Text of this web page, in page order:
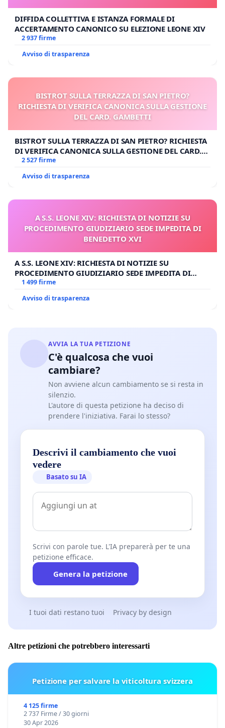
DIFFIDA COLLETTIVA E ISTANZA FORMALE DI
ACCERTAMENTO CANONICO SU ELEZIONE LEONE XIV
2 937 firme
Avviso di trasparenza
BISTROT SULLA TERRAZZA DI SAN PIETRO?
RICHIESTA DI VERIFICA CANONICA SULLA GESTIONE
DEL CARD. GAMBETTI
BISTROT SULLA TERRAZZA DI SAN PIETRO? RICHIESTA
DI VERIFICA CANONICA SULLA GESTIONE DEL CARD.
GAMBETTI
2 527 firme
Avviso di trasparenza
A S.S. LEONE XIV: RICHIESTA DI NOTIZIE SU
PROCEDIMENTO GIUDIZIARIO SEDE IMPEDITA DI
BENEDETTO XVI
A S.S. LEONE XIV: RICHIESTA DI NOTIZIE SU
PROCEDIMENTO GIUDIZIARIO SEDE IMPEDITA DI
BENEDETTO XVI
1 499 firme
Avviso di trasparenza
AVVIA LA TUA PETIZIONE
C'è qualcosa che vuoi
cambiare?
Non avviene alcun cambiamento se si resta in
silenzio.
L'autore di questa petizione ha deciso di
prendere l'iniziativa. Farai lo stesso?
Descrivi il cambiamento che vuoi
vedere
Basato su IA
Scrivi con parole tue. L'IA preparerà per te una
petizione efficace.
Genera la petizione
I tuoi dati restano tuoi Privacy by design
Altre petizioni che potrebbero interessarti
Petizione per salvare la viticoltura svizzera
4 125 firme
2 737 Firme / 30 giorni
30 Apr 2026